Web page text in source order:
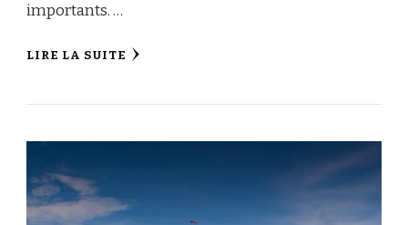
importants. …
LIRE LA SUITE